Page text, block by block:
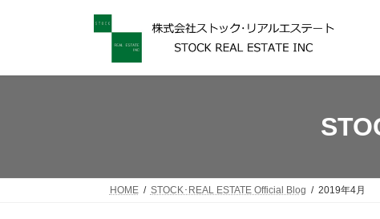
ツ
シ
HOME STOCK･REAL ESTATE Official Blog 2019年4月